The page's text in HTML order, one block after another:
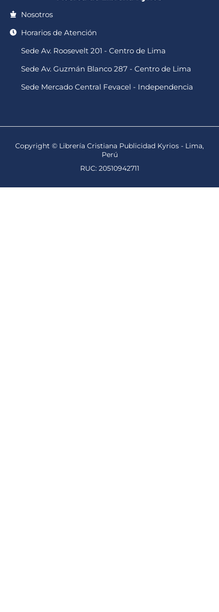
Nosotros
Horarios de Atención
Sede Av. Roosevelt 201 - Centro de Lima
Sede Av. Guzmán Blanco 287 - Centro de Lima
Sede Mercado Central Fevacel - Independencia
Copyright © Librería Cristiana Publicidad Kyrios - Lima,
Perú
RUC: 20510942711